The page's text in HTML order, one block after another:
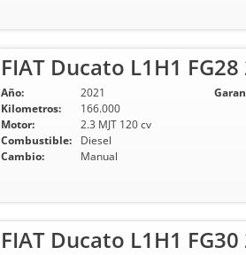
FIAT Ducato L1H1
Año:
2021
Kilometros:
166.000
Motor:
2.3 MJT 120 cv
Combustible:
Diesel
Cambio:
Manual
FIAT Ducato L1H1